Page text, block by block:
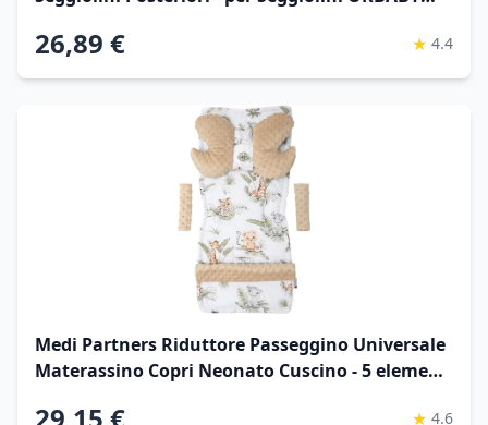
26,89 € ★ 4.4
Medi Partners Riduttore Passeggino Universale
Materassino Copri Neonato Cuscino - 5 elementi
★ 4.6